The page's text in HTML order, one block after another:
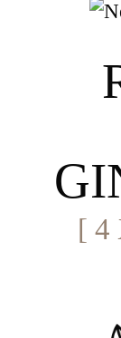
[ 4